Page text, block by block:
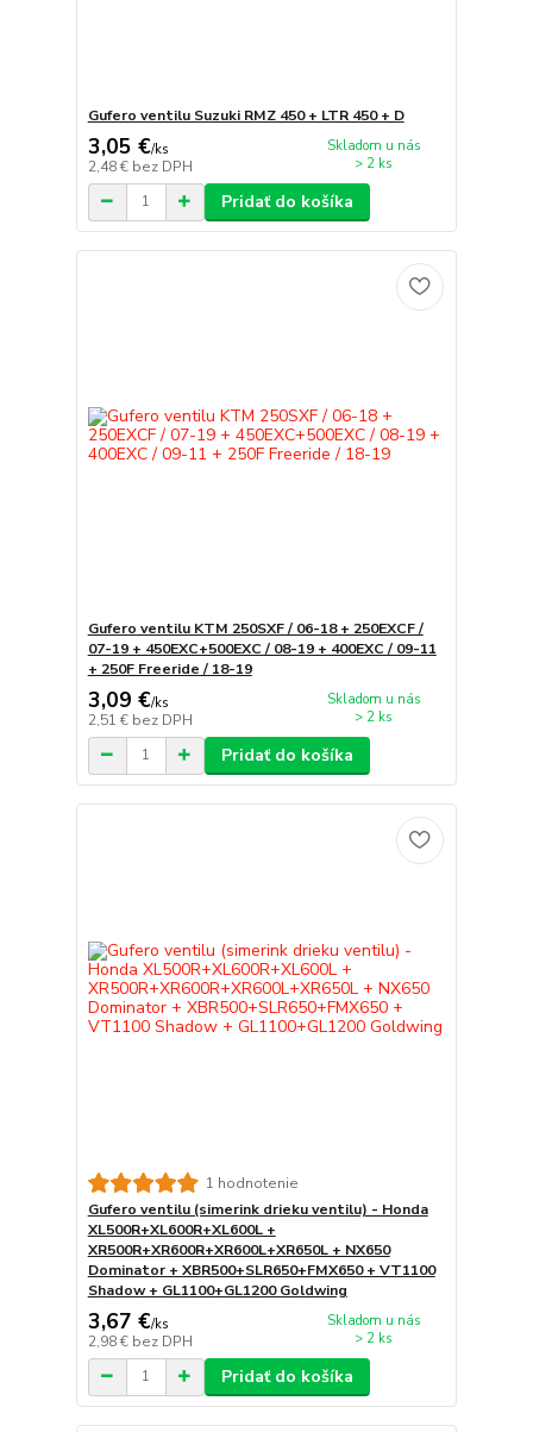
Gufero ventilu Suzuki RMZ 450 + LTR 450 + D
3,05 €/ks
2,48 € bez DPH
Skladom u nás
> 2 ks
Pridať do košíka
Gufero ventilu KTM 250SXF / 06-18 + 250EXCF /
07-19 + 450EXC+500EXC / 08-19 + 400EXC / 09-11
+ 250F Freeride / 18-19
3,09 €/ks
2,51 € bez DPH
Skladom u nás
> 2 ks
Pridať do košíka
1 hodnotenie
Gufero ventilu (simerink drieku ventilu) - Honda
XL500R+XL600R+XL600L +
XR500R+XR600R+XR600L+XR650L + NX650
Dominator + XBR500+SLR650+FMX650 + VT1100
Shadow + GL1100+GL1200 Goldwing
3,67 €/ks
2,98 € bez DPH
Skladom u nás
> 2 ks
Pridať do košíka